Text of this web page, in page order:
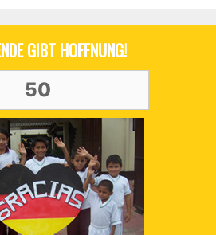
GIBT HOFFNUNG!